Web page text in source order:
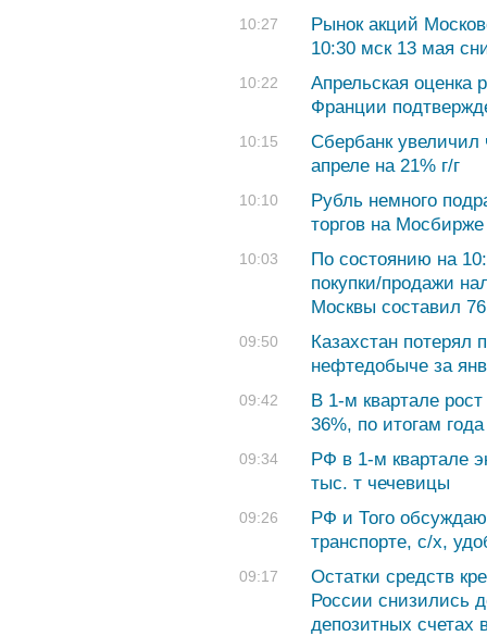
10:27
Рынок акций
10:30 мск 13 мая
10:22
Апрельская оценка
Франции
10:15
Сбербанк
апреле на 21% г/г
10:10
Рубль немного
торгов на Мосбирже
10:03
По состоянию на
покупки/продажи
Москвы составил
09:50
Казахстан потерял
нефтедобыче за
09:42
В 1-м квартале
36%, по итогам
09:34
РФ в 1-м квартале
тыс. т чечевицы
09:26
РФ и Того
транспорте, с/х,
09:17
Остатки средств
России снизились
депозитных счетах